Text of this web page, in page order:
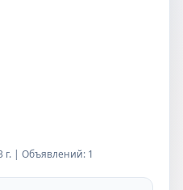
г. | Объявлений: 1